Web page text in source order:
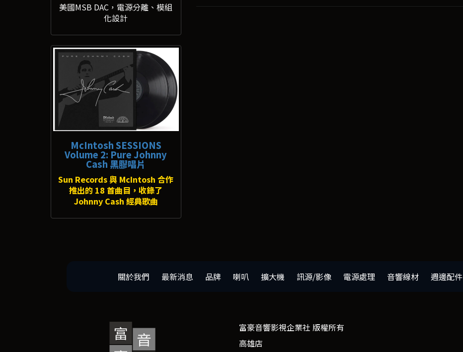
美國MSB DAC，電源分離、模組
化設計
McIntosh SESSIONS
Volume 2: Pure Johnny
Cash 黑膠唱片
Sun Records 與 McIntosh 合作
推出的 18 首曲目，收錄了
Johnny Cash 經典歌曲
關於我們 最新消息 品牌 喇叭 擴大機 訊源/影像 電源處理 音響線材 週邊配件
富豪音響影視企業社 版權所有
高雄店